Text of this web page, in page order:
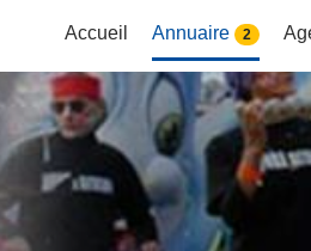
Accueil Annuaire 2